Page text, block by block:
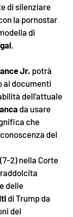
di silenziare
la pornostar
di
.
Jr. potrà
ai documenti
dell'attuale
da usare
che
del
2) nella Corte
delle
di Trump da
del